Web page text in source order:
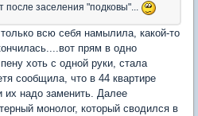
после заселения "подковы"...
всю себя намылила, какой-то
прям в одно
хоть с одной руки, стала
сообщила, что в 44 квартире
их надо заменить. Далее
монолог, который сводился в